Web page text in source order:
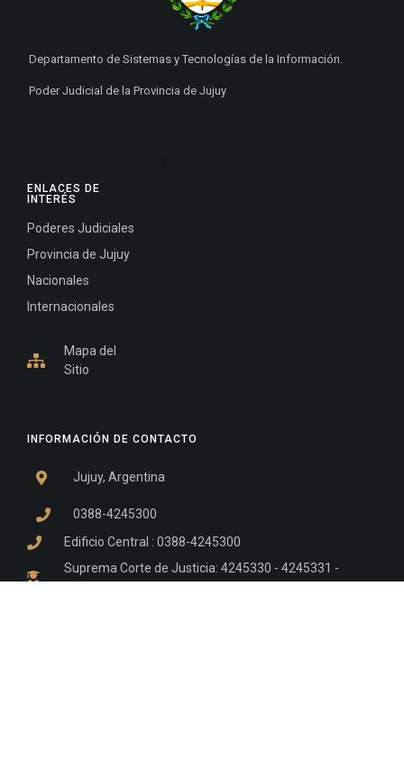
INFORMACIÓN DE CONTACTO
Jujuy, Argentina
0388-4245300
Edificio Central : 0388-4245300
Suprema Corte de Justicia: 4245330 - 4245331 -
ENLACES DE
INTERÉS
Poderes Judiciales
Provincia de Jujuy
Nacionales
Internacionales
Mapa del
Sitio
Departamento de Sistemas y Tecnologías de la Información.
Poder Judicial de la Provincia de Jujuy